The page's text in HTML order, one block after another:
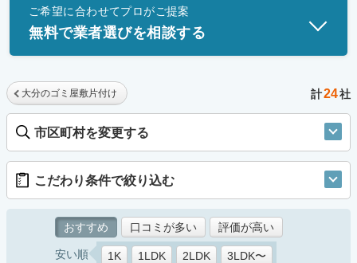
士」資格を持つ事業者のみ掲載しています。
ご希望に合わせてプロがご提案
無料で業者選びを相談する
大分のゴミ屋敷片付け 計24社
市区町村を変更する
こだわり条件で絞り込む
おすすめ 口コミが多い 評価が高い
安い順 1K 1LDK 2LDK 3LDK〜